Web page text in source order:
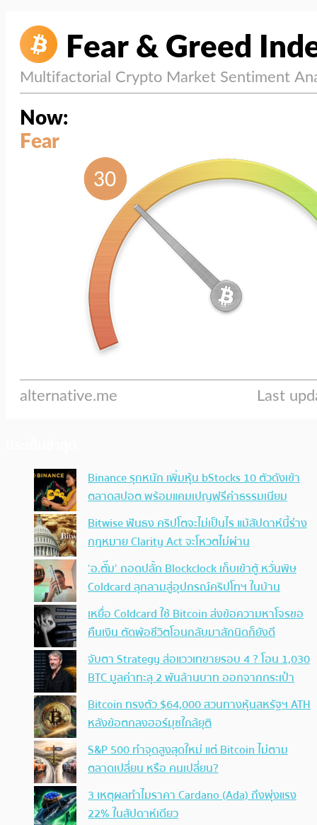
Binance รุกหนัก เพิ่มหุ้น bStocks 10 ตัวดังเข้า
ตลาดสปอต พร้อมแคมเปญฟรีค่าธรรมเนียม
Bitwise ฟันธง คริปโตจะไม่เป็นไร แม้สัปดาห์นี้ร่าง
กฎหมาย Clarity Act จะโหวตไม่ผ่าน
‘อ.ตั๊ม’ ถอดปลั้ก Blockclock เก็บเข้าตู้ หวั่นพิษ
Coldcard ลุกลามสู่อุปกรณ์คริปโทฯ ในบ้าน
เหยื่อ Coldcard ใช้ Bitcoin ส่งข้อความหาโจรขอ
คืนเงิน ตัดพ้อชีวิตโอนกลับมาสักนิดก็ยังดี
จับตา Strategy ส่อแววเทขายรอบ 4 ? โอน 1,030
BTC มูลค่าทะลุ 2 พันล้านบาท ออกจากกระเป๋า
Bitcoin ทรงตัว $64,000 สวนทางหุ้นสหรัฐฯ ATH
หลังข้อตกลงฮอร์มุซใกล้ยุติ
S&P 500 ทำจุดสูงสุดใหม่ แต่ Bitcoin ไม่ตาม
ตลาดเปลี่ยน หรือ คนเปลี่ยน?
3 เหตุผลทำไมราคา Cardano (Ada) ถึงพุ่งแรง
22% ในสัปดาห์เดียว